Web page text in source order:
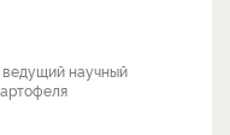
ведущий научный